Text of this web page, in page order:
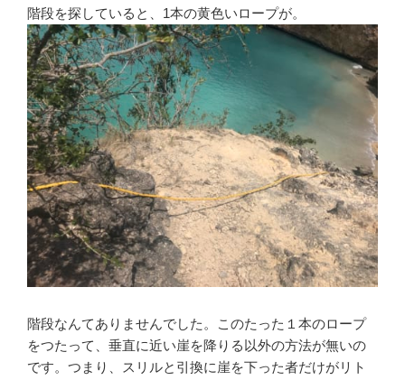
階段を探していると、1本の黄色いロープが。
階段なんてありませんでした。このたった１本のロープ
をつたって、垂直に近い崖を降りる以外の方法が無いの
です。つまり、スリルと引換に崖を下った者だけがリト